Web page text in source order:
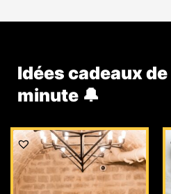
Idées cadeaux
minute 🔔